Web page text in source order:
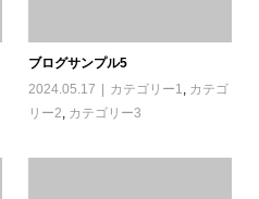
ブログサンプル5
2024.05.17
カテゴリー1
カテゴ
リー2 カテゴリー3